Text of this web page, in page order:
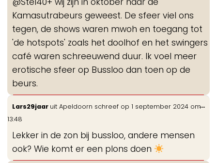
Kamasutrabeurs geweest. De sfeer viel ons
tegen, de shows waren mwoh en toegang tot
'de hotspots' zoals het doolhof en het swingers
café waren schreeuwend duur. Ik voel meer
erotische sfeer op Bussloo dan toen op de
beurs.
Lars29jaar uit Apeldoorn schreef op 1 september 2024 om
13:48
Lekker in de zon bij bussloo, andere mensen
ook? Wie komt er een plons doen
...